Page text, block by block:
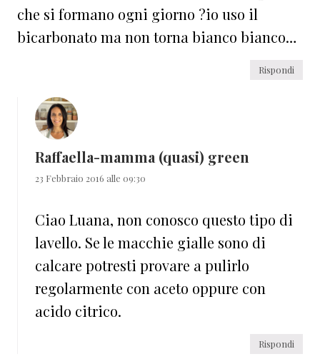
che si formano ogni giorno ?io uso il
bicarbonato ma non torna bianco bianco…
Rispondi
Raffaella-mamma (quasi) green
23 Febbraio 2016 alle 09:30
Ciao Luana, non conosco questo tipo di
lavello. Se le macchie gialle sono di
calcare potresti provare a pulirlo
regolarmente con aceto oppure con
acido citrico.
Rispondi